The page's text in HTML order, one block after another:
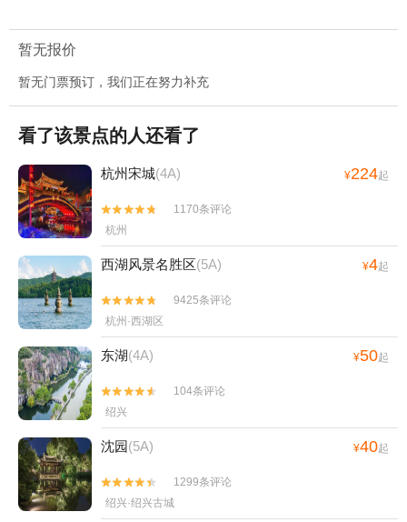
暂无报价
暂无门票预订，我们正在努力补充
看了该景点的人还看了
杭州宋城(4A) ¥224起


1170条评论
杭州
西湖风景名胜区(5A) ¥4起


9425条评论
杭州·西湖区
东湖(4A) ¥50起


104条评论
绍兴
沈园(5A) ¥40起


1299条评论
绍兴·绍兴古城